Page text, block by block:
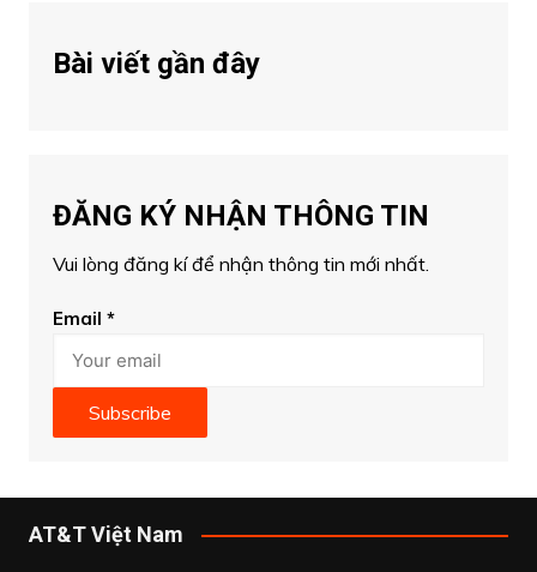
Bài viết gần đây
ĐĂNG KÝ NHẬN THÔNG TIN
Vui lòng đăng kí để nhận thông tin mới nhất.
Email *
Subscribe
AT&T Việt Nam